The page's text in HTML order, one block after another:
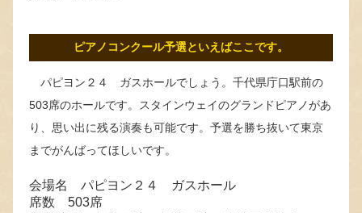
ピアノコンクール予選といえばここです。
パピヨン２４ ガスホールでしょう。千代県庁口駅前の
503席のホールです。スタインウェイのグランドピアノがあ
り、思い出に残る演奏も可能です。予選を勝ち抜いて東京
までがんばってほしいです。
会場名 パピヨン２４ ガスホール
席数 503席